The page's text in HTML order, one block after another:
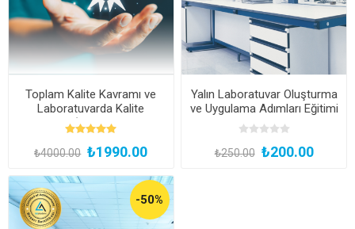
Toplam Kalite Kavramı ve
Laboratuvarda Kalite
Yaklaşımı (Kayıttan Hemen
İzle)
₺4000.00 ₺1990.00
Yalın Laboratuvar Oluşturma
ve Uygulama Adımları Eğitimi
₺250.00 ₺200.00
-50%